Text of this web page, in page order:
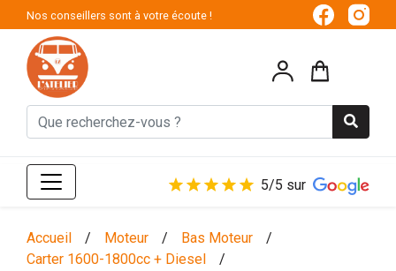
Nos conseillers sont à votre écoute !
5/5 sur
Accueil / Moteur / Bas Moteur
/
Carter 1600-1800cc + Diesel
/